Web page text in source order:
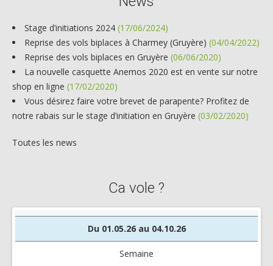
Stage d’initiations 2024 (17/06/2024)
Reprise des vols biplaces à Charmey (Gruyère) (04/04/2022)
Reprise des vols biplaces en Gruyère (06/06/2020)
La nouvelle casquette Anemos 2020 est en vente sur notre
shop en ligne (17/02/2020)
Vous désirez faire votre brevet de parapente? Profitez de
notre rabais sur le stage d’initiation en Gruyère (03/02/2020)
Toutes les news
Ca vole ?
Du 01.05.26 au 04.10.26
Semaine